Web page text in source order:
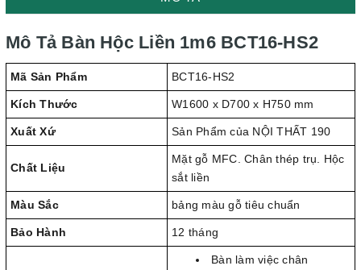
Mô Tả Bàn Hộc Liền 1m6 BCT16-HS2
Mã Sản Phẩm BCT16-HS2
Kích Thước W1600 x D700 x H750 mm
Xuất Xứ Sản Phẩm của NỘI THẤT 190
Chất Liệu
Mặt gỗ MFC. Chân thép trụ. Hộc
sắt liền
Màu Sắc bảng màu gỗ tiêu chuẩn
Bảo Hành 12 tháng
Bàn làm việc chân